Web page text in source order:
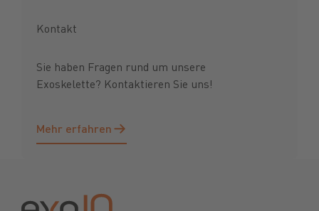
Kontakt
Sie haben Fragen rund um unsere
Exoskelette? Kontaktieren Sie uns!
Mehr erfahren
Mehr erfahren